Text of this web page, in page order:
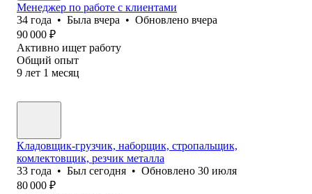
Менеджер по работе с клиентами
34 года • Была вчера • Обновлено вчера
90 000 ₽
Активно ищет работу
Общий опыт
9 лет 1 месяц
Кладовщик-грузчик, наборщик, стропальщик,
комлектовщик, резчик металла
33 года • Был сегодня • Обновлено 30 июля
80 000 ₽